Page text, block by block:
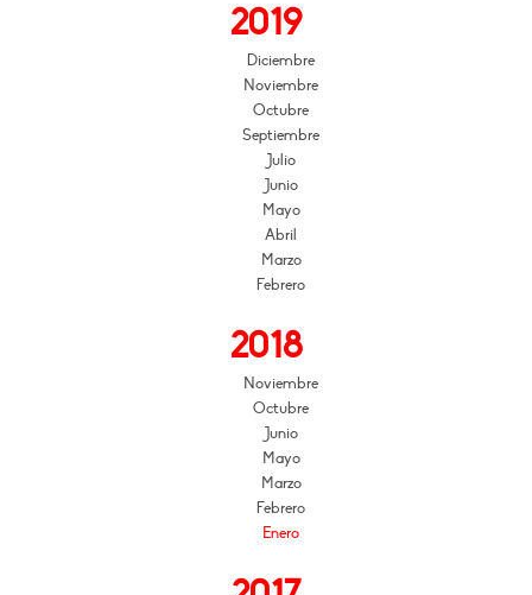
2019
Diciembre
Noviembre
Octubre
Septiembre
Julio
Junio
Mayo
Abril
Marzo
Febrero
2018
Noviembre
Octubre
Junio
Mayo
Marzo
Febrero
Enero